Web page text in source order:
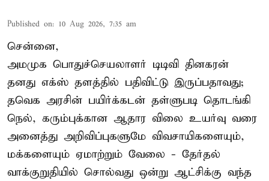
Published on: 10 Aug 2026, 7:35 am
சென்னை,
அமமுக பொதுச்செயலாளர் டிடிவி தினகரன்
தனது எக்ஸ் தளத்தில் பதிவிட்டு இருப்பதாவது;
தவெக அரசின் பயிர்க்கடன் தள்ளுபடி தொடங்கி
நெல், கரும்புக்கான ஆதார விலை உயர்வு வரை
அனைத்து அறிவிப்புகளுமே விவசாயிகளையும்,
மக்களையும் ஏமாற்றும் வேலை - தேர்தல்
வாக்குறுதியில் சொல்வது ஒன்று ஆட்சிக்கு வந்த